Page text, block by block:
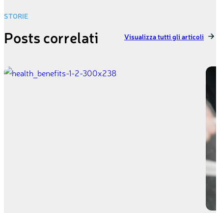
STORIE
Posts correlati Visualizza tutti gli articoli